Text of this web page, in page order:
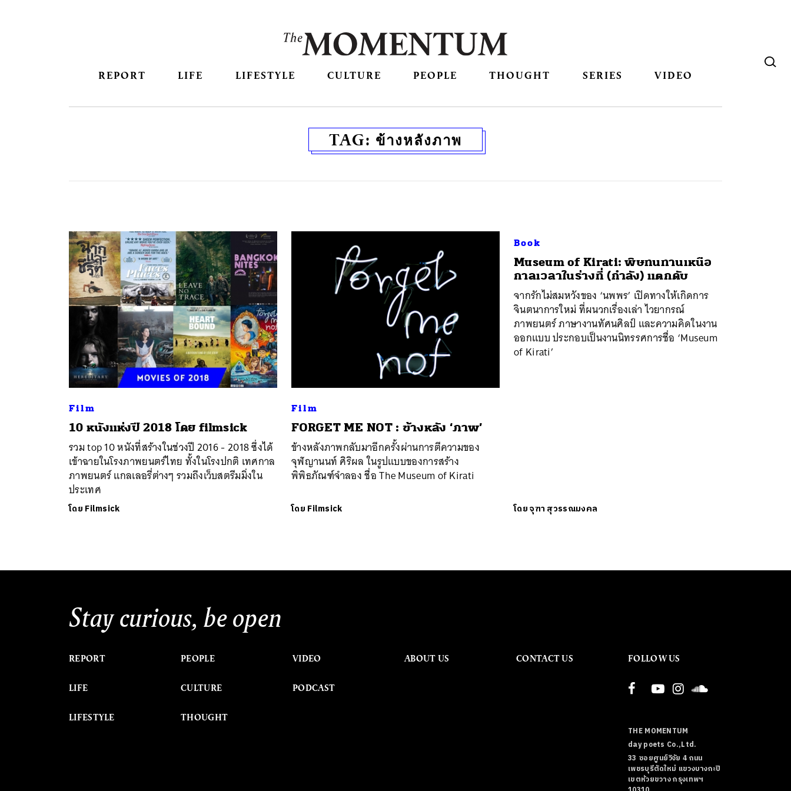
REPORT LIFE LIFESTYLE CULTURE PEOPLE THOUGHT SERIES VIDEO
TAG: ข้างหลังภาพ
Film
10 หนังแห่งปี 2018 โดย filmsick
รวม top 10 หนังที่สร้างในช่วงปี 2016 - 2018 ซึ่งได้
เข้าฉายในโรงภาพยนตร์ไทย ทั้งในโรงปกติ เทศกาล
ภาพยนตร์ แกลเลอรี่ต่างๆ รวมถึงเว็บสตรีมมิ่งใน
ประเทศ
โดย Filmsick
Film
FORGET ME NOT : ข้างหลัง ‘ภาพ’
ข้างหลังภาพกลับมาอีกครั้งผ่านการตีความของ
จุฬญานนท์ ศิริผล ในรูปแบบของการสร้าง
พิพิธภัณฑ์จำลอง ชื่อ The Museum of Kirati
โดย Filmsick
Book
​Museum of Kirati: พิษทนทานเหนือ
กาลเวลาในร่างที่ (กำลัง) แตกดับ
จากรักไม่สมหวังของ ‘นพพร’ เปิดทางให้เกิดการ
จินตนาการใหม่ ที่ผนวกเรื่องเล่า ไวยากรณ์
ภาพยนตร์ ภาษางานทัศนศิลป์ และความคิดในงาน
ออกแบบ ประกอบเป็นงานนิทรรศการชื่อ ‘Museum
of Kirati’
โดยจุฑา สุวรรณมงคล
Stay curious, be open
REPORT
LIFE
LIFESTYLE
PEOPLE
CULTURE
THOUGHT
VIDEO
PODCAST
ABOUT US CONTACT US FOLLOW US
THE MOMENTUM
day poets Co.,Ltd.
33 ซอยศูนย์วิจัย 4 ถนน
เพชรบุรีตัดใหม่ แขวงบางกะปิ
เขตห้วยขวาง กรุงเทพฯ
SHARE TWEET